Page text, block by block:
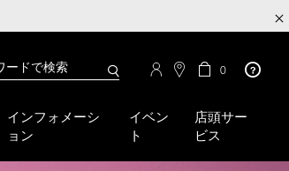
×
インフォメーシ
ョン
イベン
ト
店頭サー
ビス
カ
の
商
品
0